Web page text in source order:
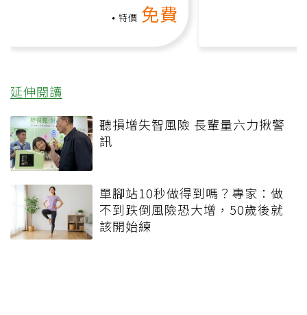
特價 免費
延伸閱讀
聽損增失智風險 長輩量六力揪警
訊
單腳站10秒做得到嗎？專家：做
不到跌倒風險恐大增，50歲後就
該開始練